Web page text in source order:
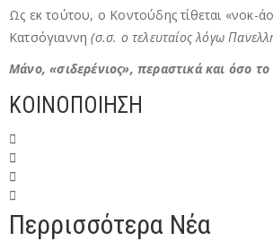
Ως εκ τούτου, ο Κοντούδης τίθεται «νοκ-
Κατσόγιαννη(σ.σ. ο τελευταίος λόγω
Μάνο, «σιδερένιος», περαστικά και όσο
ΚΟΙΝΟΠΟΙΗΣΗ
Περρισσότερα Νέα